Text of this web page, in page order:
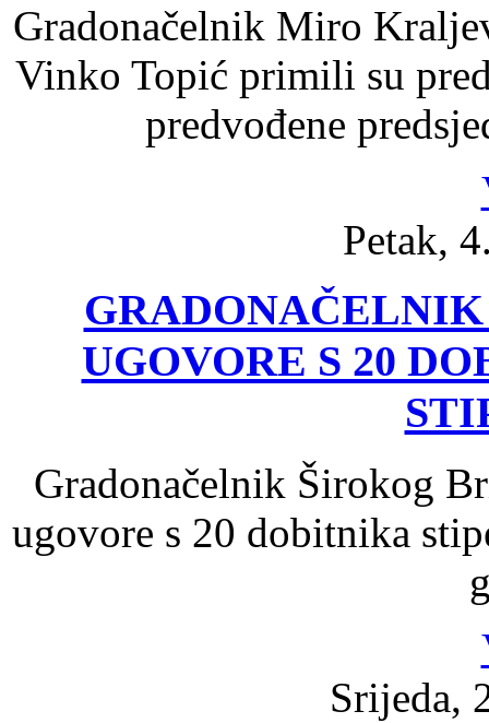
Gradonačelnik Miro
Vinko Topić primili su
predvođene
Petak,
UGOVORE S 20
Gradonačelnik Širokog
ugovore s 20 dobitnika
Srijeda,